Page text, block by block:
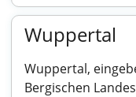
Wuppertal
Wuppertal,
Bergischen